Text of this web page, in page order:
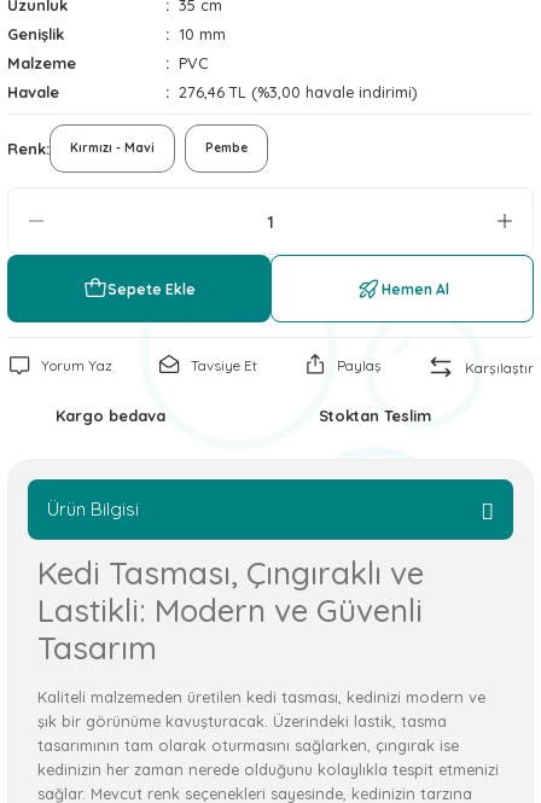
Soğutucu Matlar
Aksesuarları
Uzunluk
35 cm
Genişlik
10 mm
Malzeme
PVC
Havale
276,46 TL (%3,00 havale indirimi)
Renk Kırmızı - Mavi Pembe
Sepete Ekle Hemen Al
Yorum Yaz Tavsiye Et Paylaş Karşılaştır
Kargo bedava Stoktan Teslim
Ürün Bilgisi
Kedi Tasması, Çıngıraklı ve
Lastikli: Modern ve Güvenli
Tasarım
Kaliteli malzemeden üretilen kedi tasması, kedinizi modern ve
şık bir görünüme kavuşturacak. Üzerindeki lastik, tasma
tasarımının tam olarak oturmasını sağlarken, çıngırak ise
kedinizin her zaman nerede olduğunu kolaylıkla tespit etmenizi
sağlar. Mevcut renk seçenekleri sayesinde, kedinizin tarzına